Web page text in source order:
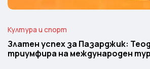
Култура и спорт
Златен успех за Пазарджик:
триумфира на международен